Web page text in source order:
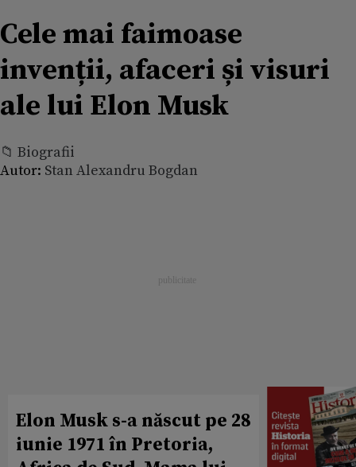
Cele mai faimoase
invenții, afaceri și visuri
ale lui Elon Musk
📁 Biografii
Autor: Stan Alexandru Bogdan
Elon Musk s-a născut pe 28
iunie 1971 în Pretoria,